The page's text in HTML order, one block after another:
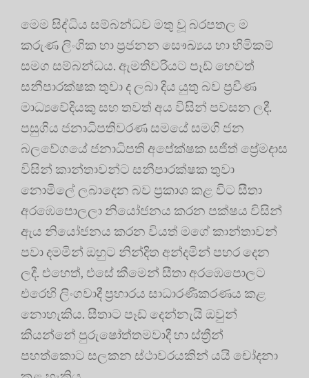
මෙම සිද්ධිය සම්බන්ධව මතු වූ බරපතල ම
කරුණ ලිංගික හා ප්‍රජනන සෞඛ්‍යය හා හිමිකම්
සමග සම්බන්ධය. ඇමතිවරියට පෑඩ් හෙවත්
සනීපාරක්ෂක තුවා ද ලබා දිය යුතු බව ප්‍රවීණ
මාධ්‍යවේදියකු සහ තවත් අය විසින් පවසන ලදී.
පසුගිය ජනාධිපතිවරණ සමයේ සමගි ජන
බලවේගයේ ජනාධිපති අපේක්ෂක සජිත් ප්‍රේමදාස
විසින් කාන්තාවන්ට සනීපාරක්ෂක තුවා
නොමිලේ ලබාදෙන බව ප්‍රකාශ කළ විට සීතා
අරඹෙපොලලා නියෝජනය කරන පක්ෂය විසින්
ඇය නියෝජනය කරන වියත් මගේ කාන්තාවන්
පවා දමමින් ඔහුට නින්දිත අන්දමින් පහර දෙන
ලදී. එහෙත්, එසේ කීමෙන් සීතා අරඹෙපොලට
එරෙහි ලිංගවාදී ප්‍රහාරය සාධාරණීකරණය කළ
නොහැකිය. සීතාට පෑඩ් දෙන්නැයි ඔවුන්
කියන්නේ පුරුෂෝත්තමවාදී හා ස්ත්‍රීන්
පහත්කොට සලකන ස්ථාවරයකින් යයි චෝදනා